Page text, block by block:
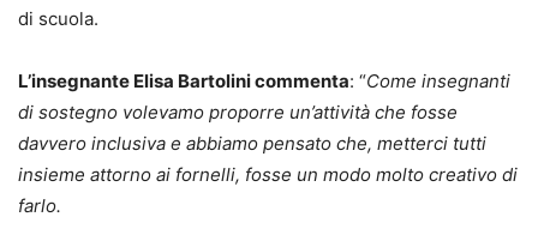
di scuola.
L’insegnante Elisa Bartolini commenta: “Come insegnanti
di sostegno volevamo proporre un’attività che fosse
davvero inclusiva e abbiamo pensato che, metterci tutti
insieme attorno ai fornelli, fosse un modo molto creativo di
farlo.